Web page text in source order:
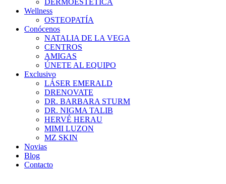
Wellness
OSTEOPATÍA
Conócenos
NATALIA DE LA VEGA
CENTROS
AMIGAS
ÚNETE AL EQUIPO
Exclusivo
LÁSER EMERALD
DRENOVATE
DR. BARBARA STURM
DR. NIGMA TALIB
HERVÉ HERAU
MIMI LUZON
MZ SKIN
Novias
Blog
Contacto